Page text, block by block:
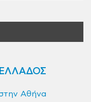
Αθήνα